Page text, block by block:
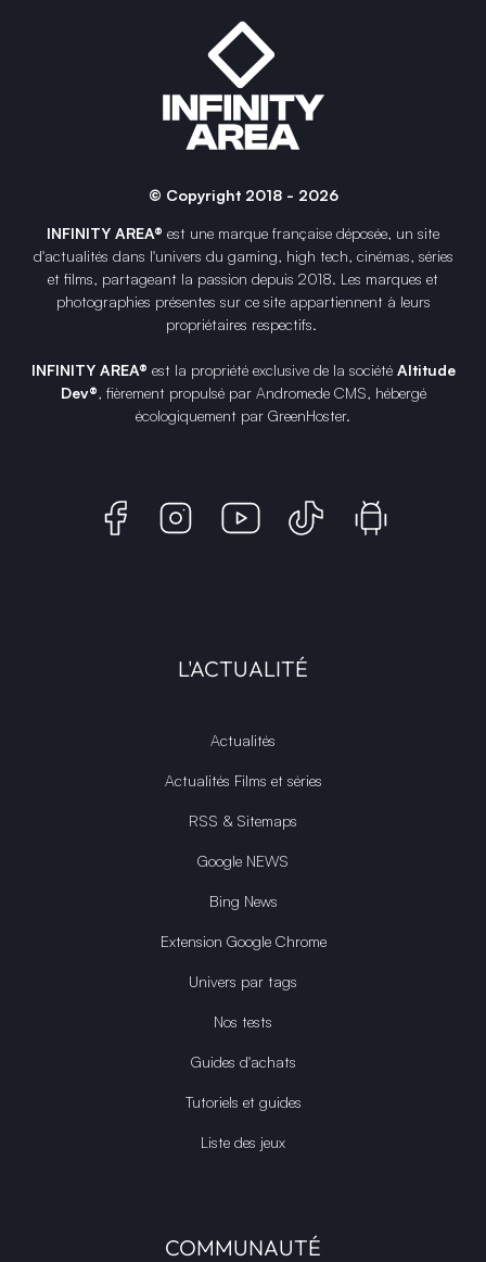
© Copyright 2018 - 2026
INFINITY AREA® est une marque française déposée, un site
d'actualités dans l'univers du gaming, high tech, cinémas, séries
et films, partageant la passion depuis 2018. Les marques et
photographies présentes sur ce site appartiennent à leurs
propriétaires respectifs.
INFINITY AREA® est la propriété exclusive de la société Altitude
Dev®, fièrement propulsé par Andromede CMS, hébergé
écologiquement par GreenHoster.
L'ACTUALITÉ
Actualités
Actualités Films et séries
RSS & Sitemaps
Google NEWS
Bing News
Extension Google Chrome
Univers par tags
Nos tests
Guides d'achats
Tutoriels et guides
Liste des jeux
COMMUNAUTÉ